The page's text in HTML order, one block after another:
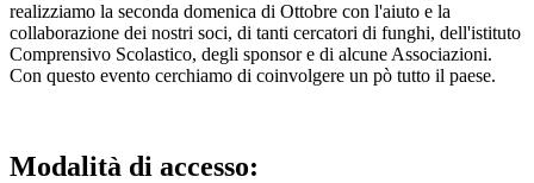
realizziamo la seconda domenica di Ottobre con l'aiuto e la
collaborazione dei nostri soci, di tanti cercatori di funghi, dell'istituto
Comprensivo Scolastico, degli sponsor e di alcune Associazioni.
Con questo evento cerchiamo di coinvolgere un pò tutto il paese.
Modalità di accesso: